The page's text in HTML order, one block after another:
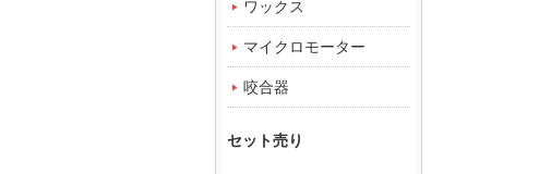
ワックス
マイクロモーター
咬合器
セット売り